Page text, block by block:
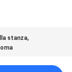
stanza,